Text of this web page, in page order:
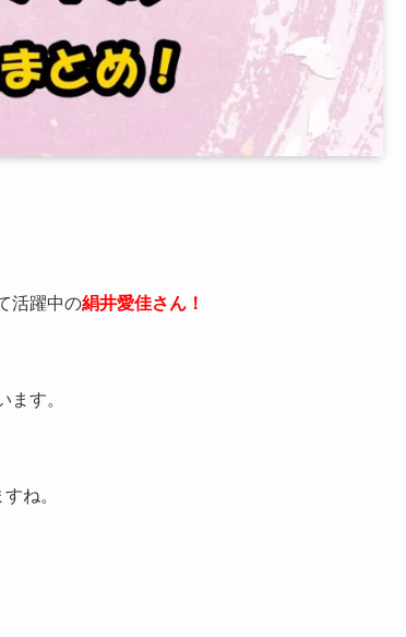
活躍中の絹井愛佳さん！
す。
ね。